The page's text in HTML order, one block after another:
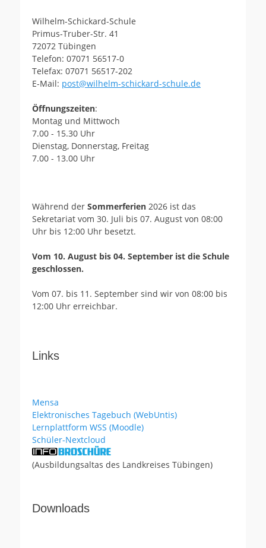
Wilhelm-Schickard-Schule
Primus-Truber-Str. 41
72072 Tübingen
Telefon: 07071 56517-0
Telefax: 07071 56517-202
E-Mail: post@wilhelm-schickard-schule.de
Öffnungszeiten:
Montag und Mittwoch
7.00 - 15.30 Uhr
Dienstag, Donnerstag, Freitag
7.00 - 13.00 Uhr
Während der Sommerferien 2026 ist das
Sekretariat vom 30. Juli bis 07. August von 08:00
Uhr bis 12:00 Uhr besetzt.
Vom 10. August bis 04. September ist die Schule
geschlossen.
Vom 07. bis 11. September sind wir von 08:00 bis
12:00 Uhr erreichbar.
Links
Mensa
Elektronisches Tagebuch (WebUntis)
Lernplattform WSS (Moodle)
Schüler-Nextcloud
(Ausbildungsaltas des Landkreises Tübingen)
Downloads